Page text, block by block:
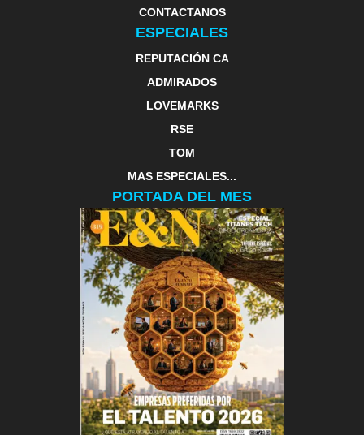
CONTACTANOS
ESPECIALES
REPUTACIÓN CA
ADMIRADOS
LOVEMARKS
RSE
TOM
MAS ESPECIALES...
PORTADA DEL MES